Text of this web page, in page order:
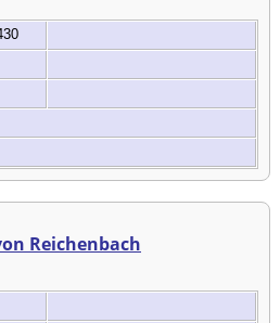
Reichenbach